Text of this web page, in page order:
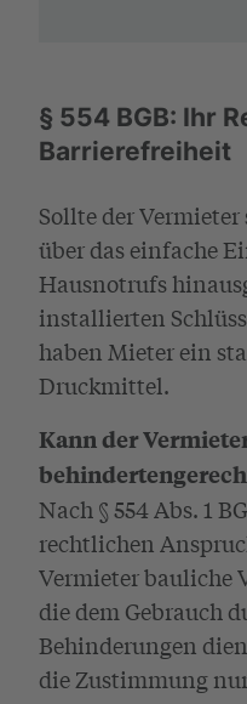
§ 554 BGB: Ihr
Barrierefreiheit
Sollte der
über das einfache
Hausnotrufs
installierten
haben Mieter ein
Druckmittel.
Kann der
Nach § 554 Abs. 1
rechtlichen
Vermieter bauliche
die dem Gebrauch
Behinderungen
die Zustimmung